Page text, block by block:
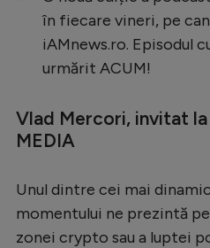
Bundesliga
Ligue 1
Starurile
Stranieri
Clasamente
în fiecare vineri, pe
iAMnews.ro. Episodul
urmărit ACUM!
Vlad Mercori, invitat
MEDIA
Unul dintre cei mai
momentului ne prezintă
zonei crypto sau a luptei